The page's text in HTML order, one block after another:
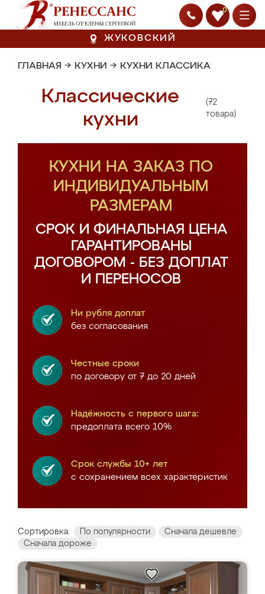
0
ЖУКОВСКИЙ
ГЛАВНАЯ → КУХНИ → КУХНИ КЛАССИКА
Классические
кухни
(72
товара)
КУХНИ НА ЗАКАЗ ПО
ИНДИВИДУАЛЬНЫМ
РАЗМЕРАМ
СРОК И ФИНАЛЬНАЯ ЦЕНА
ГАРАНТИРОВАНЫ
ДОГОВОРОМ - БЕЗ ДОПЛАТ
И ПЕРЕНОСОВ
Ни рубля доплат
без согласования
Честные сроки
по договору от 7 до 20 дней
Надёжность с первого шага:
предоплата всего 10%
Срок службы 10+ лет
с сохранением всех характеристик
Сортировка: По популярности
Сначала дешевле
Сначала дороже